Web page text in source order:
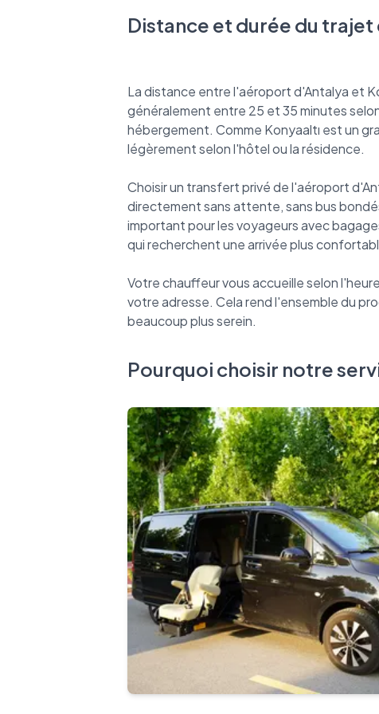
Distance et durée du
La distance entre l'aéroport d'Antalya et
généralement entre 25 et 35 minutes
hébergement. Comme Konyaaltı est un
légèrement selon l'hôtel ou la résidence.
Choisir un transfert privé de l'aéroport
directement sans attente, sans bus
important pour les voyageurs avec
qui recherchent une arrivée plus
Votre chauffeur vous accueille selon
votre adresse. Cela rend l'ensemble du
Pourquoi choisir notre